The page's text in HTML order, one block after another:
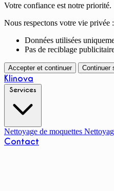
Votre confiance est notre priorité.
Nous respectons votre vie privée
Données utilisées
Pas de reciblage
Accepter et continuer Continuer
Klinova
Nettoyage de moquettes
Contact